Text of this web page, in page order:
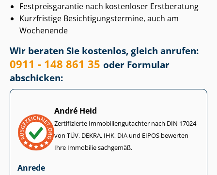
Fest­preis­ga­ran­tie nach kostenloser Erstberatung
Kurzfristige Be­sich­ti­gungs­ter­mi­ne, auch am
Wochenende
Wir beraten Sie kostenlos, gleich anrufen:
0911 - 148 861 35 oder Formular
abschicken:
André Heid
Zertifizierte Im­mo­bi­li­en­gut­ach­ter nach DIN 17024
von TÜV, DEKRA, IHK, DIA und EIPOS bewerten
Ihre Immobilie sachgemäß.
Anrede